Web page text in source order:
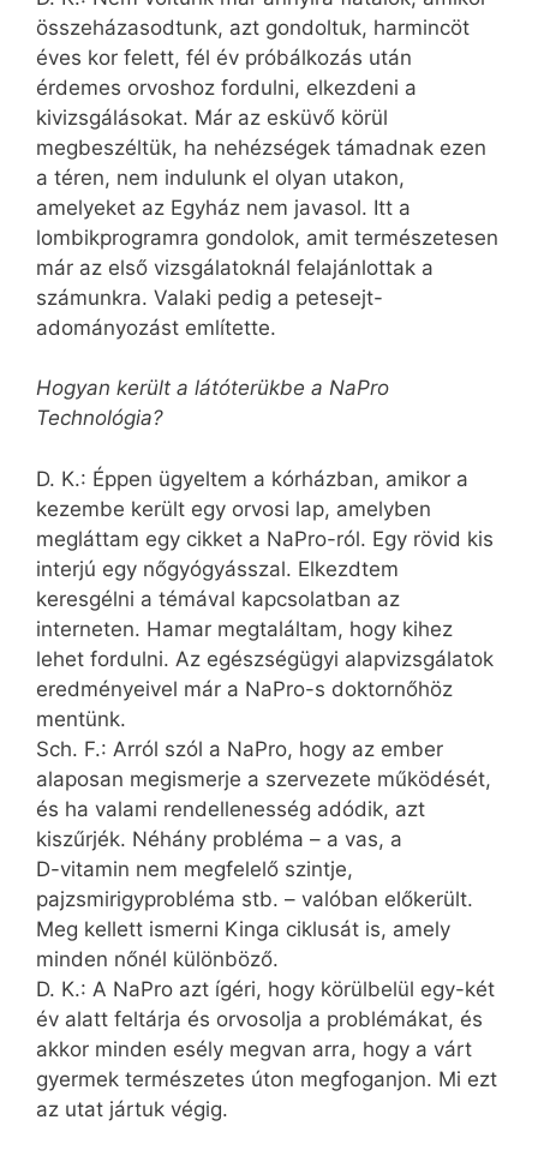
összeházasodtunk, azt gondoltuk, harmincöt
éves kor felett, fél év próbálkozás után
érdemes orvoshoz fordulni, elkezdeni a
kivizsgálásokat. Már az esküvő körül
megbeszéltük, ha nehézségek támadnak ezen
a téren, nem indulunk el olyan utakon,
amelyeket az Egyház nem javasol. Itt a
lombikprogramra gondolok, amit természetesen
már az első vizsgálatoknál felajánlottak a
számunkra. Valaki pedig a petesejt-
adományozást említette.
Hogyan került a látóterükbe a NaPro
Technológia?
D. K.: Éppen ügyeltem a kórházban, amikor a
kezembe került egy orvosi lap, amelyben
megláttam egy cikket a NaPro-ról. Egy rövid kis
interjú egy nőgyógyásszal. Elkezdtem
keresgélni a témával kapcsolatban az
interneten. Hamar megtaláltam, hogy kihez
lehet fordulni. Az egészségügyi alapvizsgálatok
eredményeivel már a NaPro-s doktornőhöz
mentünk.
Sch. F.: Arról szól a NaPro, hogy az ember
alaposan megismerje a szervezete működését,
és ha valami rendellenesség adódik, azt
kiszűrjék. Néhány probléma – a vas, a
D-vitamin nem megfelelő szintje,
pajzsmirigyprobléma stb. – valóban előkerült.
Meg kellett ismerni Kinga ciklusát is, amely
minden nőnél különböző.
D. K.: A NaPro azt ígéri, hogy körülbelül egy-két
év alatt feltárja és orvosolja a problémákat, és
akkor minden esély megvan arra, hogy a várt
gyermek természetes úton megfoganjon. Mi ezt
az utat jártuk végig.